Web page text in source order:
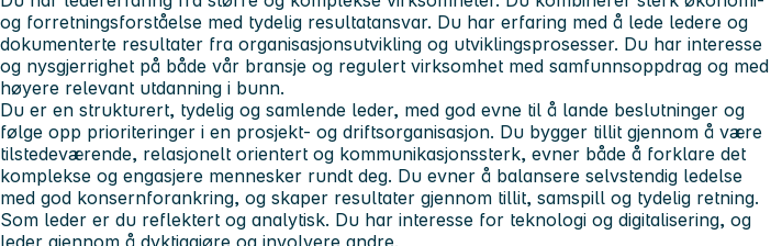
og forretningsforståelse med tydelig resultatansvar. Du har erfaring med å lede ledere og
dokumenterte resultater fra organisasjonsutvikling og utviklingsprosesser. Du har interesse
og nysgjerrighet på både vår bransje og regulert virksomhet med samfunnsoppdrag og med
høyere relevant utdanning i bunn.
Du er en strukturert, tydelig og samlende leder, med god evne til å lande beslutninger og
følge opp prioriteringer i en prosjekt- og driftsorganisasjon. Du bygger tillit gjennom å være
tilstedeværende, relasjonelt orientert og kommunikasjonssterk, evner både å forklare det
komplekse og engasjere mennesker rundt deg. Du evner å balansere selvstendig ledelse
med god konsernforankring, og skaper resultater gjennom tillit, samspill og tydelig retning.
Som leder er du reflektert og analytisk. Du har interesse for teknologi og digitalisering, og
leder gjennom å dyktiggjøre og involvere andre.